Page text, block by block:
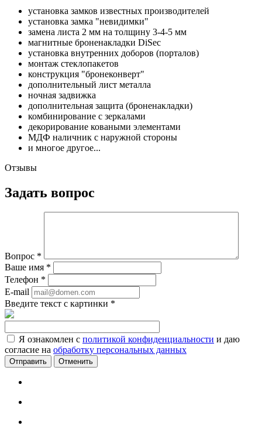
установка замков известных производителей
установка замка "невидимки"
замена листа 2 мм на толщину 3-4-5 мм
магнитные броненакладки DiSec
установка внутренних доборов (порталов)
монтаж стеклопакетов
конструкция "бронеконверт"
дополнительный лист металла
ночная задвижка
дополнительная защита (броненакладки)
комбинирование с зеркалами
декорирование коваными элементами
МДФ наличник с наружной стороны
и многое другое...
Отзывы
Задать вопрос
Вопрос *
Ваше имя *
Телефон *
E-mail
Введите текст с картинки *
Я ознакомлен с политикой конфиденциальности и даю
согласие на обработку персональных данных
Отменить